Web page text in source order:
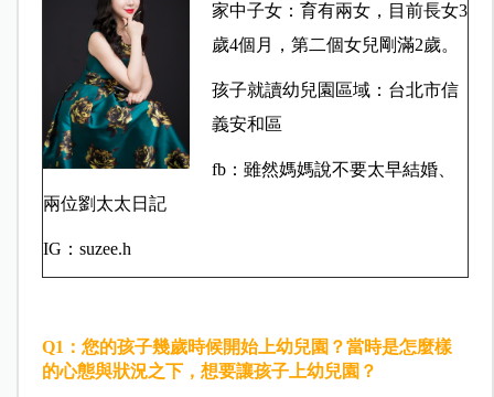
家中子女：育有兩女，目前長女3
歲4個月，第二個女兒剛滿2歲。
孩子就讀幼兒園區域：台北市信
義安和區
fb：雖然媽媽說不要太早結婚、
兩位劉太太日記
IG：suzee.h
Q1：您的孩子幾歲時候開始上幼兒園？當時是怎麼樣
的心態與狀況之下，想要讓孩子上幼兒園？